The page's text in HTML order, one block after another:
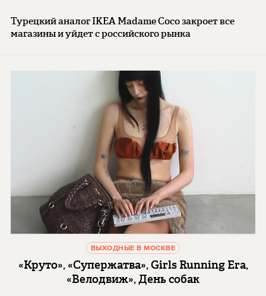
Турецкий аналог IKEA Madame Coco закроет все
магазины и уйдет с российского рынка
ВЫХОДНЫЕ В МОСКВЕ
«Круто», «Супержатва», Girls Running Era,
«Велодвиж», День собак